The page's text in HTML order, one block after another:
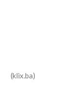
(klix.ba)